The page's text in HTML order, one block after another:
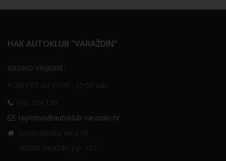
HAK AUTOKLUB "VARAŽDIN"
RADNO VRIJEME:
PON-PET od 07:00 - 15:00 sati
042 234 170
tajnistvo@autoklub-varazdin.hr
Gospodarska ulica 58
42000 Varaždin p.p. 157